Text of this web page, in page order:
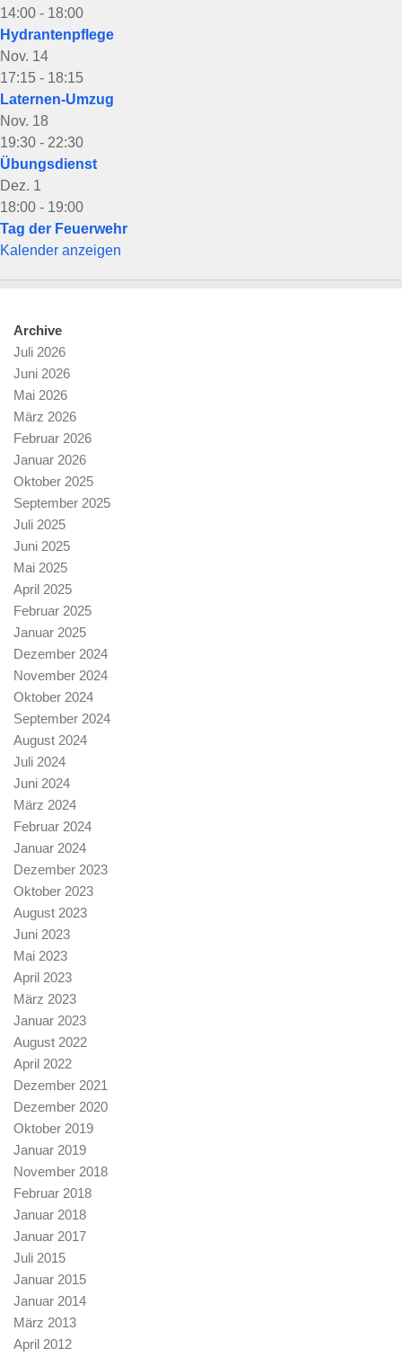
14:00 - 18:00
Hydrantenpflege
Nov. 14
17:15 - 18:15
Laternen-Umzug
Nov. 18
19:30 - 22:30
Übungsdienst
Dez. 1
18:00 - 19:00
Tag der Feuerwehr
Kalender anzeigen
Archive
Juli 2026
Juni 2026
Mai 2026
März 2026
Februar 2026
Januar 2026
Oktober 2025
September 2025
Juli 2025
Juni 2025
Mai 2025
April 2025
Februar 2025
Januar 2025
Dezember 2024
November 2024
Oktober 2024
September 2024
August 2024
Juli 2024
Juni 2024
März 2024
Februar 2024
Januar 2024
Dezember 2023
Oktober 2023
August 2023
Juni 2023
Mai 2023
April 2023
März 2023
Januar 2023
August 2022
April 2022
Dezember 2021
Dezember 2020
Oktober 2019
Januar 2019
November 2018
Februar 2018
Januar 2018
Januar 2017
Juli 2015
Januar 2015
Januar 2014
März 2013
April 2012